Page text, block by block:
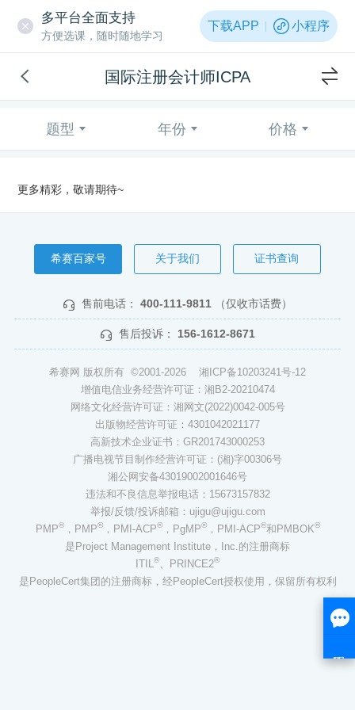
多平台全面支持
方便选课，随时随地学习
下载APP 小程序
国际注册会计师ICPA
题型 年份 价格
更多精彩，敬请期待~
希赛百家号 关于我们 证书查询
售前电话： 400-111-9811 （仅收市话费）
售后投诉： 156-1612-8671
希赛网 版权所有 ©2001-2026 湘ICP备10203241号-12
增值电信业务经营许可证：湘B2-20210474
网络文化经营许可证：湘网文(2022)0042-005号
出版物经营许可证：4301042021177
高新技术企业证书：GR201743000253
广播电视节目制作经营许可证：(湘)字00306号
湘公网安备43019002001646号
违法和不良信息举报电话：15673157832
举报/反馈/投诉邮箱：ujigu@ujigu.com
PMP®，PMP®，PMI-ACP®，PgMP®，PMI-ACP®和PMBOK®
是Project Management Institute，Inc.的注册商标
ITIL®、PRINCE2®
是PeopleCert集团的注册商标，经PeopleCert授权使用，保留所有权利